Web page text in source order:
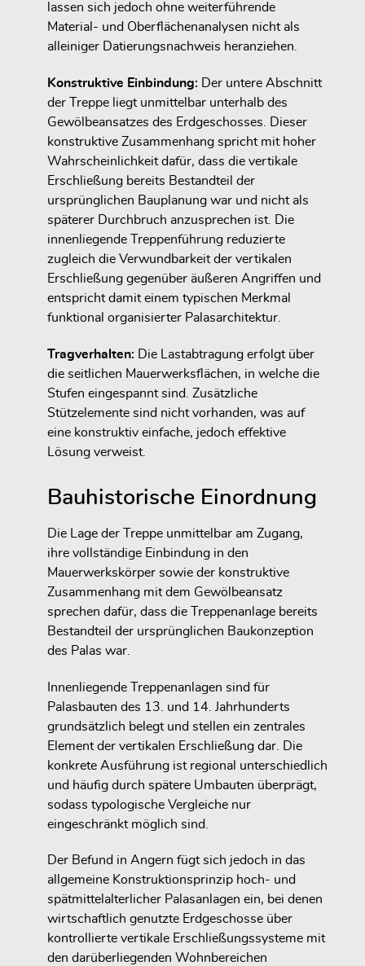
lassen sich jedoch ohne weiterführende
Material- und Oberflächenanalysen nicht als
alleiniger Datierungsnachweis heranziehen.
Konstruktive Einbindung: Der untere Abschnitt
der Treppe liegt unmittelbar unterhalb des
Gewölbeansatzes des Erdgeschosses. Dieser
konstruktive Zusammenhang spricht mit hoher
Wahrscheinlichkeit dafür, dass die vertikale
Erschließung bereits Bestandteil der
ursprünglichen Bauplanung war und nicht als
späterer Durchbruch anzusprechen ist. Die
innenliegende Treppenführung reduzierte
zugleich die Verwundbarkeit der vertikalen
Erschließung gegenüber äußeren Angriffen und
entspricht damit einem typischen Merkmal
funktional organisierter Palasarchitektur.
Tragverhalten: Die Lastabtragung erfolgt über
die seitlichen Mauerwerksflächen, in welche die
Stufen eingespannt sind. Zusätzliche
Stützelemente sind nicht vorhanden, was auf
eine konstruktiv einfache, jedoch effektive
Lösung verweist.
Bauhistorische Einordnung
Die Lage der Treppe unmittelbar am Zugang,
ihre vollständige Einbindung in den
Mauerwerkskörper sowie der konstruktive
Zusammenhang mit dem Gewölbeansatz
sprechen dafür, dass die Treppenanlage bereits
Bestandteil der ursprünglichen Baukonzeption
des Palas war.
Innenliegende Treppenanlagen sind für
Palasbauten des 13. und 14. Jahrhunderts
grundsätzlich belegt und stellen ein zentrales
Element der vertikalen Erschließung dar. Die
konkrete Ausführung ist regional unterschiedlich
und häufig durch spätere Umbauten überprägt,
sodass typologische Vergleiche nur
eingeschränkt möglich sind.
Der Befund in Angern fügt sich jedoch in das
allgemeine Konstruktionsprinzip hoch- und
spätmittelalterlicher Palasanlagen ein, bei denen
wirtschaftlich genutzte Erdgeschosse über
kontrollierte vertikale Erschließungssysteme mit
den darüberliegenden Wohnbereichen